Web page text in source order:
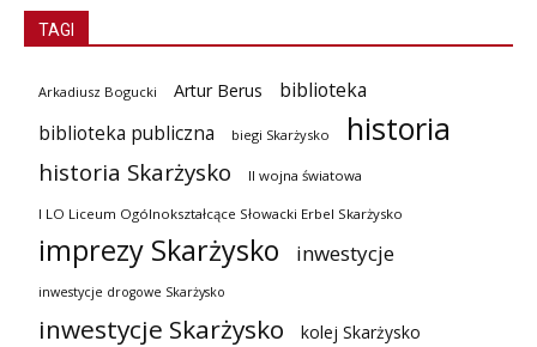
TAGI
Arkadiusz Bogucki Artur Berus
biblioteka
biblioteka publiczna
biegi Skarżysko historia
historia Skarżysko II wojna światowa
I LO Liceum Ogólnokształcące Słowacki Erbel Skarżysko
imprezy Skarżysko inwestycje
inwestycje drogowe Skarżysko
inwestycje Skarżysko kolej Skarżysko